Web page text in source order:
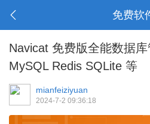
免费软
Navicat 免费版全能数据
MySQL Redis SQLite 等
mianfeiziyuan
2024-7-2 09:36:18